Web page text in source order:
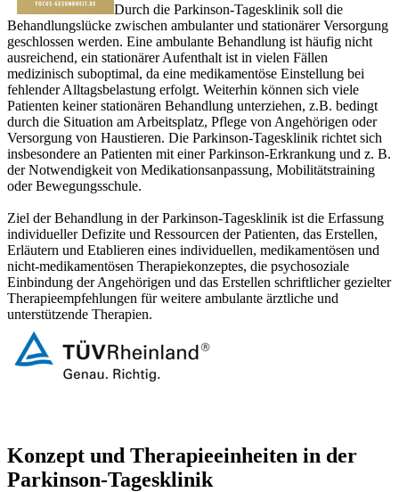
Durch die Parkinson-Tagesklinik soll die
Behandlungslücke zwischen ambulanter und stationärer Versorgung
geschlossen werden. Eine ambulante Behandlung ist häufig nicht
ausreichend, ein stationärer Aufenthalt ist in vielen Fällen
medizinisch suboptimal, da eine medikamentöse Einstellung bei
fehlender Alltagsbelastung erfolgt. Weiterhin können sich viele
Patienten keiner stationären Behandlung unterziehen, z.B. bedingt
durch die Situation am Arbeitsplatz, Pflege von Angehörigen oder
Versorgung von Haustieren. Die Parkinson-Tagesklinik richtet sich
insbesondere an Patienten mit einer Parkinson-Erkrankung und z. B.
der Notwendigkeit von Medikationsanpassung, Mobilitätstraining
oder Bewegungsschule.
Ziel der Behandlung in der Parkinson-Tagesklinik ist die Erfassung
individueller Defizite und Ressourcen der Patienten, das Erstellen,
Erläutern und Etablieren eines individuellen, medikamentösen und
nicht-medikamentösen Therapiekonzeptes, die psychosoziale
Einbindung der Angehörigen und das Erstellen schriftlicher gezielter
Therapieempfehlungen für weitere ambulante ärztliche und
unterstützende Therapien.
Konzept und Therapieeinheiten in der
Parkinson-Tagesklinik